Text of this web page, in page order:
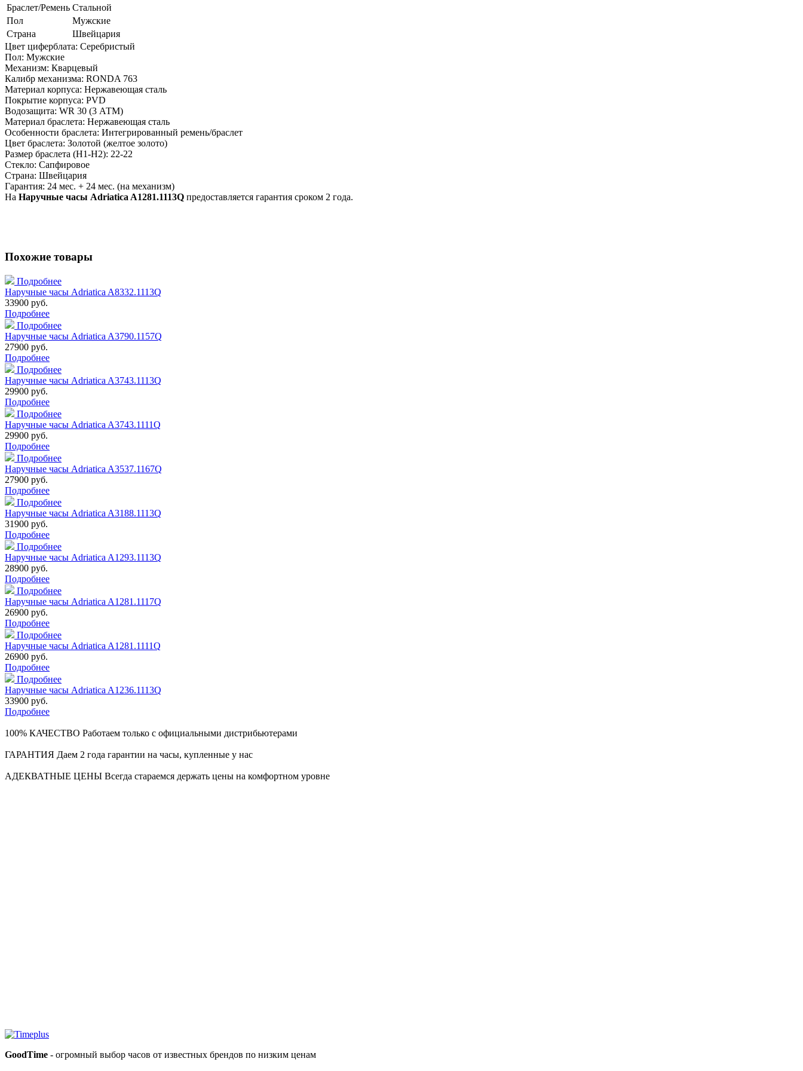
Браслет/Ремень Стальной
Пол
Мужские
Страна
Швейцария
Цвет циферблата: Серебристый
Пол: Мужские
Механизм: Кварцевый
Калибр механизма: RONDA 763
Материал корпуса: Нержавеющая сталь
Покрытие корпуса: PVD
Водозащита: WR 30 (3 АТМ)
Материал браслета: Нержавеющая сталь
Особенности браслета: Интегрированный ремень/браслет
Цвет браслета: Золотой (желтое золото)
Размер браслета (H1-H2): 22-22
Стекло: Сапфировое
Страна: Швейцария
Гарантия: 24 мес. + 24 мес. (на механизм)
На Наручные часы Adriatica A1281.1113Q предоставляется гарантия сроком 2 года.
Похожие товары
Подробнее
Наручные часы Adriatica A8332.1113Q
33900 руб.
Подробнее
Подробнее
Наручные часы Adriatica A3790.1157Q
27900 руб.
Подробнее
Подробнее
Наручные часы Adriatica A3743.1113Q
29900 руб.
Подробнее
Подробнее
Наручные часы Adriatica A3743.1111Q
29900 руб.
Подробнее
Подробнее
Наручные часы Adriatica A3537.1167Q
27900 руб.
Подробнее
Подробнее
Наручные часы Adriatica A3188.1113Q
31900 руб.
Подробнее
Подробнее
Наручные часы Adriatica A1293.1113Q
28900 руб.
Подробнее
Подробнее
Наручные часы Adriatica A1281.1117Q
26900 руб.
Подробнее
Подробнее
Наручные часы Adriatica A1281.1111Q
26900 руб.
Подробнее
Подробнее
Наручные часы Adriatica A1236.1113Q
33900 руб.
Подробнее
100% КАЧЕСТВО Работаем только с официальными дистрибьютерами
ГАРАНТИЯ Даем 2 года гарантии на часы, купленные у нас
АДЕКВАТНЫЕ ЦЕНЫ Всегда стараемся держать цены на комфортном уровне
GoodTime - огромный выбор часов от известных брендов по низким ценам